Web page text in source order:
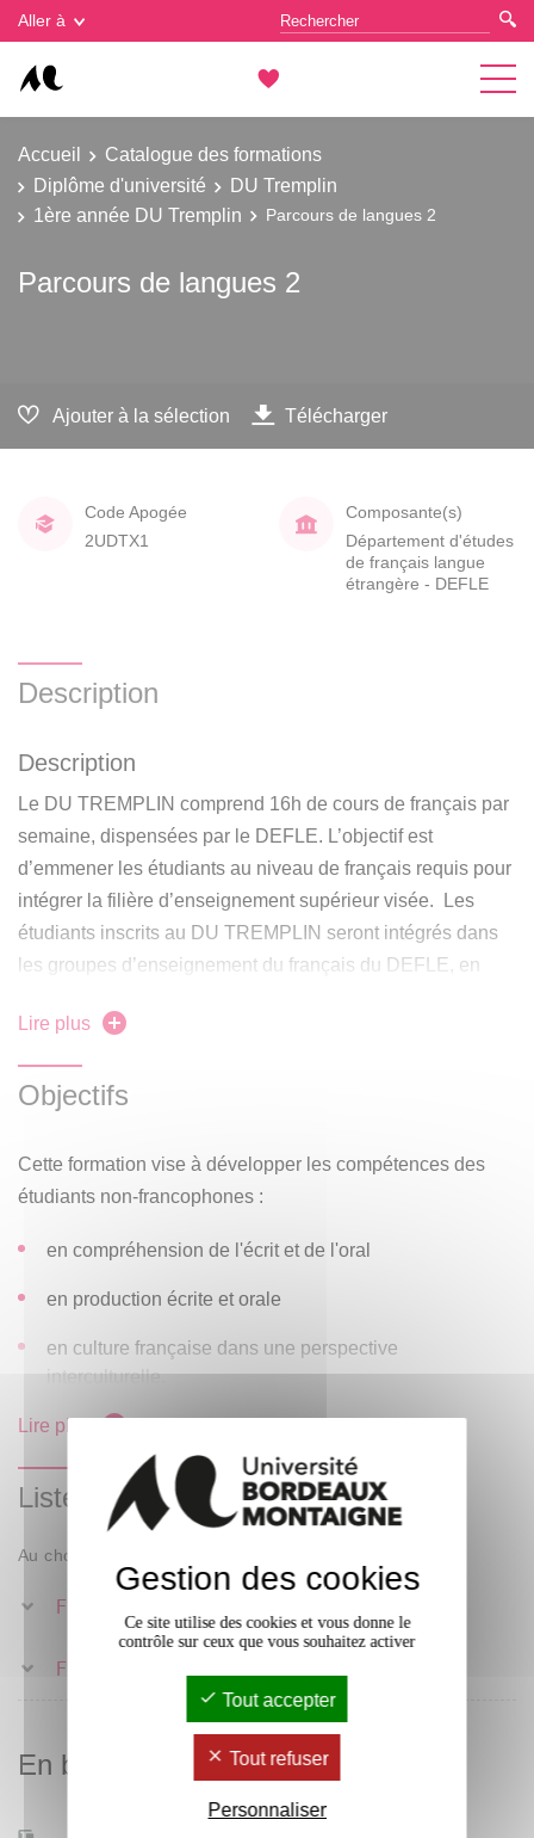
Aller à
Accueil
Catalogue des formations
Diplôme d'université
DU Tremplin
1ère année DU Tremplin
Parcours de langues 2
Parcours de langues 2
Ajouter à la sélection Télécharger
Code Apogée
2UDTX1
Composante(s)
Département d'études
de français langue
étrangère - DEFLE
Description
Description
Le DU TREMPLIN comprend 16h de cours de français par
semaine, dispensées par le DEFLE. L’objectif est
d’emmener les étudiants au niveau de français requis pour
intégrer la filière d’enseignement supérieur visée. Les
étudiants inscrits au DU TREMPLIN seront intégrés dans
les groupes d’enseignement du français du DEFLE, en
Apprentissage linguistique en langue et culture françaises.
Ce diplôme est un diplôme d'université (DU).
Ce diplôme s'appuie sur le Cadre Européen Commun de
Référence pour les Langues (CECRL) .
DUEF2 niveau1
Niveau d'entrée : A1+ +
DUEF2 niveau 2
Niveau d'entrée : A2
Niveau visé : A2++
Lire plus
Objectifs
Cette formation vise à développer les compétences des
étudiants non-francophones :
en compréhension de l'écrit et de l'oral
en production écrite et orale
en culture française dans une perspective
interculturelle.
Lire plus
Liste des enseignements
Au choix : 1 parmi 2
F2N2S2
F2N1S2
En bref
Gestion des cookies
Gestion des cookies
Ce site utilise des cookies et vous donne le
contrôle sur ceux que vous souhaitez activer
Tout accepter
Tout refuser
Personnaliser